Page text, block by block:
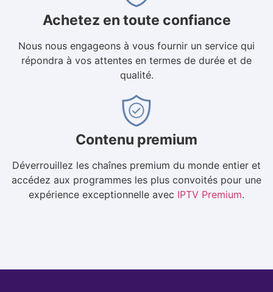
Achetez en toute confiance
Nous nous engageons à vous fournir un service qui
répondra à vos attentes en termes de durée et de
qualité.
Contenu premium
Déverrouillez les chaînes premium du monde entier et
accédez aux programmes les plus convoités pour une
expérience exceptionnelle avec IPTV Premium.